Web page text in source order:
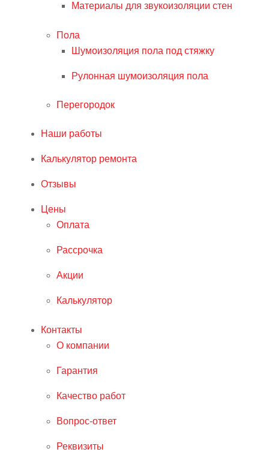
Материалы для звукоизоляции стен
Пола
Шумоизоляция пола под стяжку
Рулонная шумоизоляция пола
Перегородок
Наши работы
Калькулятор ремонта
Отзывы
Цены
Оплата
Рассрочка
Акции
Калькулятор
Контакты
О компании
Гарантия
Качество работ
Вопрос-ответ
Реквизиты